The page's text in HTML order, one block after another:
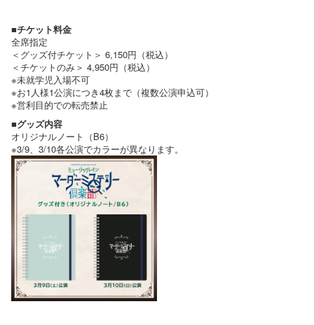
■チケット料金
全席指定
＜グッズ付チケット＞ 6,150円（税込）
＜チケットのみ＞ 4,950円（税込）
※未就学児入場不可
※お1人様1公演につき4枚まで（複数公演申込可）
※営利目的での転売禁止
■グッズ内容
オリジナルノート（B6）
※3/9、3/10各公演でカラーが異なります。